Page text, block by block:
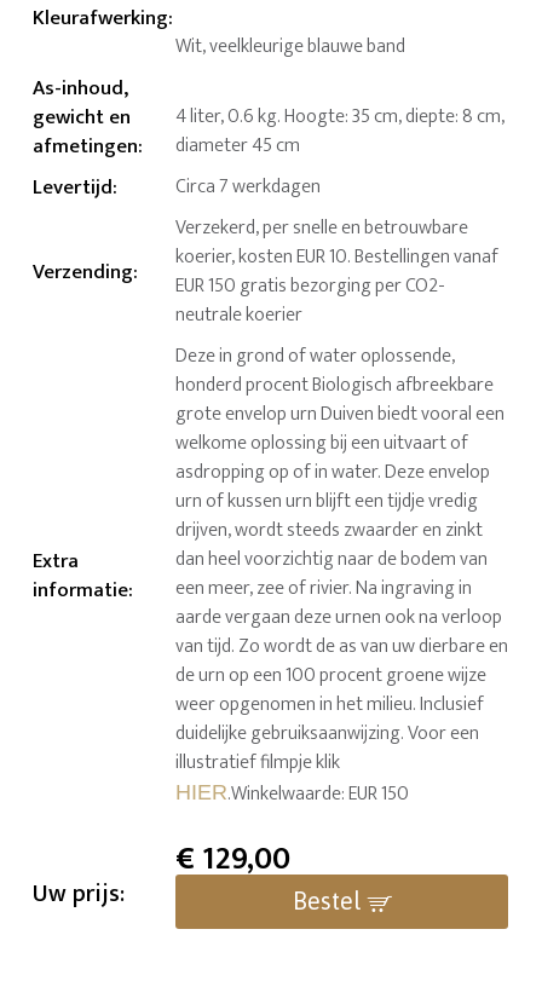
Kleurafwerking:
Wit, veelkleurige blauwe band
As-inhoud,
gewicht en
afmetingen:
4 liter, 0.6 kg. Hoogte: 35 cm, diepte: 8 cm,
diameter 45 cm
Levertijd: Circa 7 werkdagen
Verzending:
Verzekerd, per snelle en betrouwbare
koerier, kosten EUR 10. Bestellingen vanaf
EUR 150 gratis bezorging per CO2-
neutrale koerier
Extra
informatie:
Deze in grond of water oplossende,
honderd procent Biologisch afbreekbare
grote envelop urn Duiven biedt vooral een
welkome oplossing bij een uitvaart of
asdropping op of in water. Deze envelop
urn of kussen urn blijft een tijdje vredig
drijven, wordt steeds zwaarder en zinkt
dan heel voorzichtig naar de bodem van
een meer, zee of rivier. Na ingraving in
aarde vergaan deze urnen ook na verloop
van tijd. Zo wordt de as van uw dierbare en
de urn op een 100 procent groene wijze
weer opgenomen in het milieu. Inclusief
duidelijke gebruiksaanwijzing. Voor een
illustratief filmpje klik
HIER.Winkelwaarde: EUR 150
Uw prijs:
€129,00
Bestel